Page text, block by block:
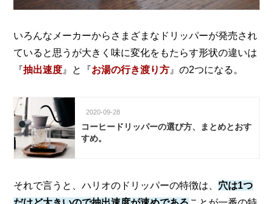
いろんなメーカーからさまざまなドリッパーが発売され
ていると思うが大きく味に変化をもたらす形状の違いは
『抽出速度 』と『お湯の行き渡り方 』の2つになる。
2020-09-28
コーヒードリッパーの選び方、まとめとおす
すめ。
それで言うと、ハリオのドリッパーの特徴は、 穴は1つ